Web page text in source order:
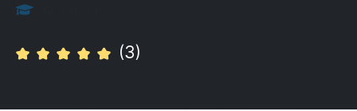
(3)